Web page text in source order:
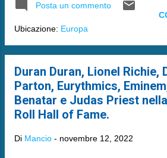
Posta un commento
Ubicazione: Europa
Duran Duran, Lionel Richie,
Parton, Eurythmics,
Benatar e Judas Priest
Roll Hall of Fame.
Di Mancio - novembre 12, 2022